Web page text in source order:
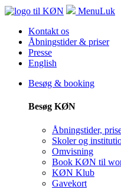
MenuLuk
Kontakt os
Åbningstider & priser
Presse
English
Besøg & booking
Besøg KØN
Åbningstider,
Skoler og
Omvisning
Book KØN til
KØN Klub
Gavekort